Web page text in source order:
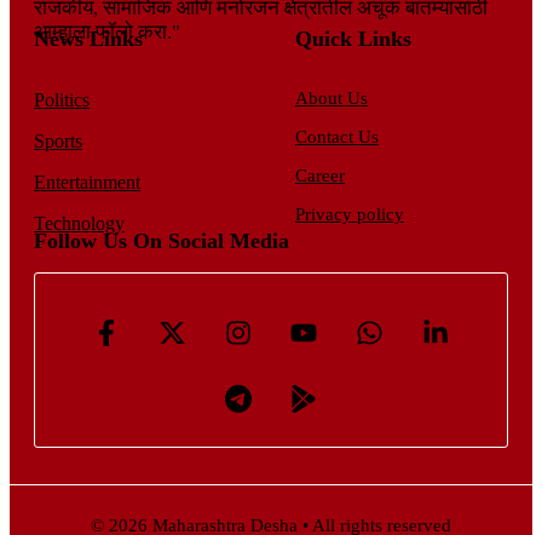
राजकीय, सामाजिक आणि मनोरंजन क्षेत्रातील अचूक बातम्यांसाठी
आम्हाला फॉलो करा."
News Links
Politics
Sports
Entertainment
Technology
Quick Links
About Us
Contact Us
Career
Privacy policy
Follow Us On Social Media
© 2026 Maharashtra Desha • All rights reserved